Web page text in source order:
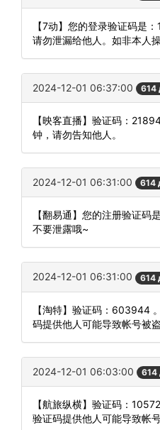
【7动】您的登录验证码是
请勿泄漏给他人。如非本人
2024-12-01 06:37:00 614
【映客直播】验证码：
钟，请勿告知他人。
2024-12-01 06:31:00 614
【翻易通】您的注册验证
不要泄露哦~
2024-12-01 06:31:00 614
【淘特】验证码：603944
码提供他人可能导致帐号被
2024-12-01 06:03:00 614
【航旅纵横】验证码：
验证码提供他人可能导致帐